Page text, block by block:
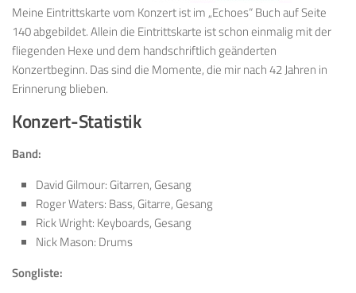
Meine Eintrittskarte vom Konzert ist im „Echoes“ Buch auf Seite
140 abgebildet. Allein die Eintrittskarte ist schon einmalig mit der
fliegenden Hexe und dem handschriftlich geänderten
Konzertbeginn. Das sind die Momente, die mir nach 42 Jahren in
Erinnerung blieben.
Konzert-Statistik
Band:
David Gilmour: Gitarren, Gesang
Roger Waters: Bass, Gitarre, Gesang
Rick Wright: Keyboards, Gesang
Nick Mason: Drums
Songliste: